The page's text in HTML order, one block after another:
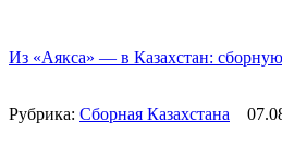
Из «Аякса» — в Казахстан:
Рубрика: Сборная Казахстана